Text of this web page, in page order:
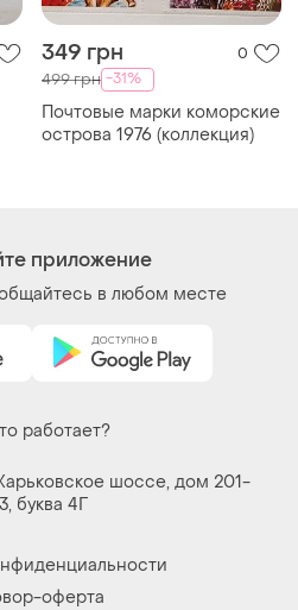
349 грн 0
499 грн -31%
Почтовые марки коморские
острова 1976 (коллекция)
приложение
в любом месте
работает?
шоссе, дом 201-
буква 4Г
оферта